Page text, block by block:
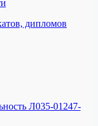
дипломов
Л035-01247-